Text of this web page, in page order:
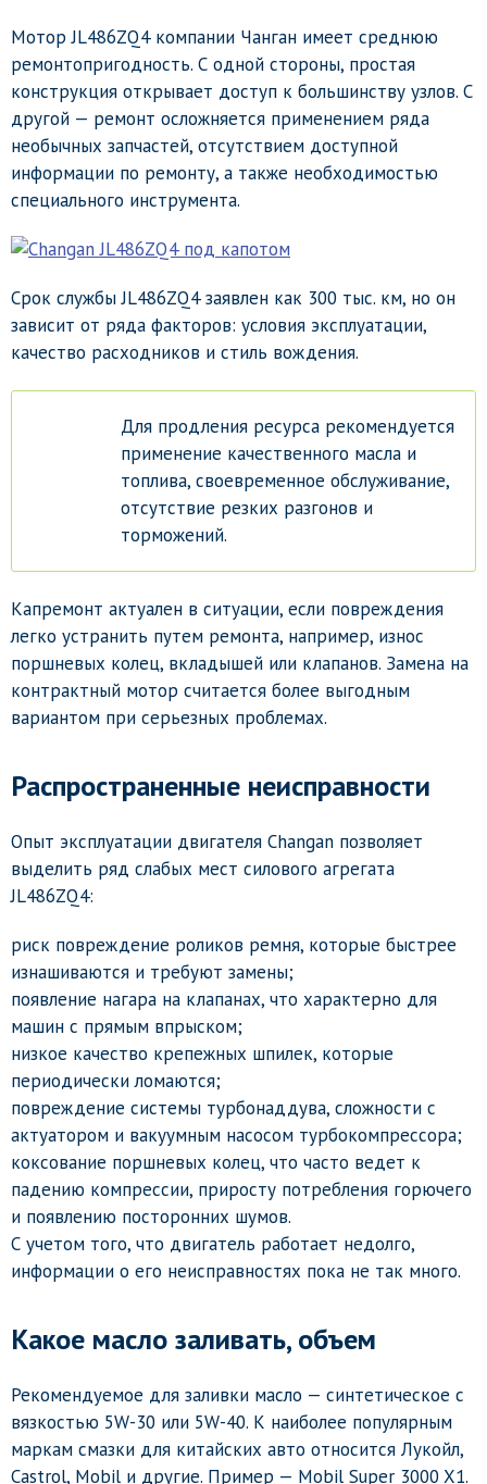
Мотор JL486ZQ4 компании Чанган имеет среднюю
ремонтопригодность. С одной стороны, простая
конструкция открывает доступ к большинству узлов. С
другой — ремонт осложняется применением ряда
необычных запчастей, отсутствием доступной
информации по ремонту, а также необходимостью
специального инструмента.
Срок службы JL486ZQ4 заявлен как 300 тыс. км, но он
зависит от ряда факторов: условия эксплуатации,
качество расходников и стиль вождения.
Для продления ресурса рекомендуется
применение качественного масла и
топлива, своевременное обслуживание,
отсутствие резких разгонов и
торможений.
Капремонт актуален в ситуации, если повреждения
легко устранить путем ремонта, например, износ
поршневых колец, вкладышей или клапанов. Замена на
контрактный мотор считается более выгодным
вариантом при серьезных проблемах.
Распространенные неисправности
Опыт эксплуатации двигателя Changan позволяет
выделить ряд слабых мест силового агрегата
JL486ZQ4:
риск повреждение роликов ремня, которые быстрее
изнашиваются и требуют замены;
появление нагара на клапанах, что характерно для
машин с прямым впрыском;
низкое качество крепежных шпилек, которые
периодически ломаются;
повреждение системы турбонаддува, сложности с
актуатором и вакуумным насосом турбокомпрессора;
коксование поршневых колец, что часто ведет к
падению компрессии, приросту потребления горючего
и появлению посторонних шумов.
С учетом того, что двигатель работает недолго,
информации о его неисправностях пока не так много.
Какое масло заливать, объем
Рекомендуемое для заливки масло — синтетическое с
вязкостью 5W-30 или 5W-40. К наиболее популярным
маркам смазки для китайских авто относится Лукойл,
Castrol, Mobil и другие. Пример — Mobil Super 3000 X1.